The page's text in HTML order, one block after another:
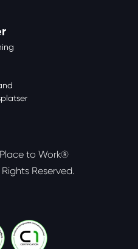
to Work®
Rights Reserved.